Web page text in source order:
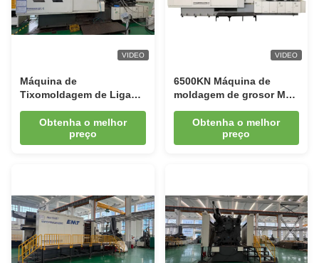
VIDEO
Máquina de
Tixomoldagem de Liga
EMT de Alto
Desempenho para
Produção de Precisão de
Obtenha o melhor
preço
VIDEO
6500KN Máquina de
moldagem de grosor MG-
sólida de liga de
Obtenha o melhor
preço